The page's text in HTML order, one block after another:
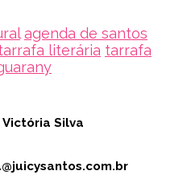
agenda de santos
literária tarrafa
Victória Silva